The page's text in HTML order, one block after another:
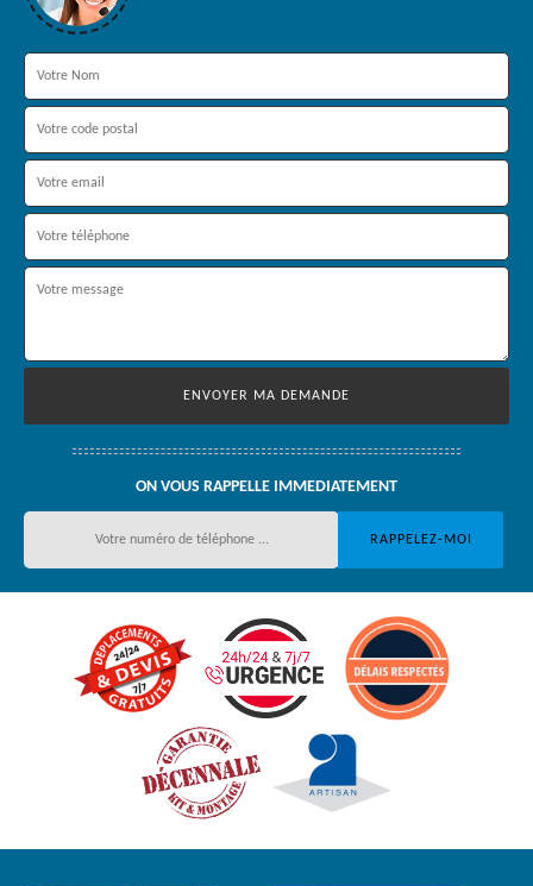
ON VOUS RAPPELLE IMMEDIATEMENT